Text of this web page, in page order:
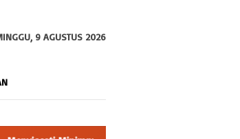
9 AGUSTUS 2026